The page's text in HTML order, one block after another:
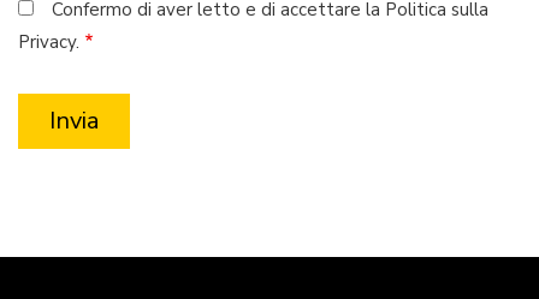
Confermo di aver letto e di accettare la Politica sulla
Privacy.